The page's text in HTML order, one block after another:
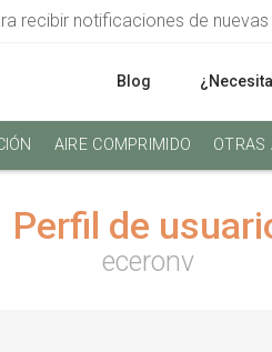
recibir notificaciones de
Blog
AIRE COMPRIMIDO OTRAS
Perfil de
eceronv